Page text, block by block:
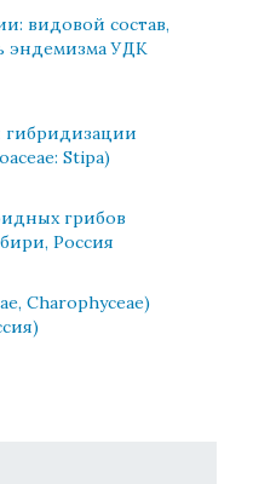
видовой состав,
эндемизма УДК
гибридизации
Stipa)
грибов
Россия
Charophyceae)